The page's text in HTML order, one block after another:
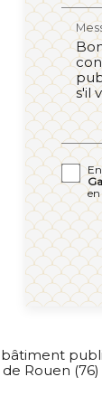
Rouen (76)